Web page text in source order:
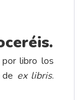
por libro los
ex libris.